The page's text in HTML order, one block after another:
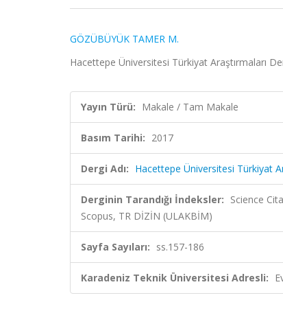
GÖZÜBÜYÜK TAMER M.
Hacettepe Üniversitesi Türkiyat Araştırmaları
Yayın Türü: Makale / Tam Makale
Basım Tarihi: 2017
Dergi Adı: Hacettepe Üniversitesi Türkiyat
Derginin Tarandığı İndeksler: Science
Scopus, TR DİZİN (ULAKBİM)
Sayfa Sayıları: ss.157-186
Karadeniz Teknik Üniversitesi Adresli: